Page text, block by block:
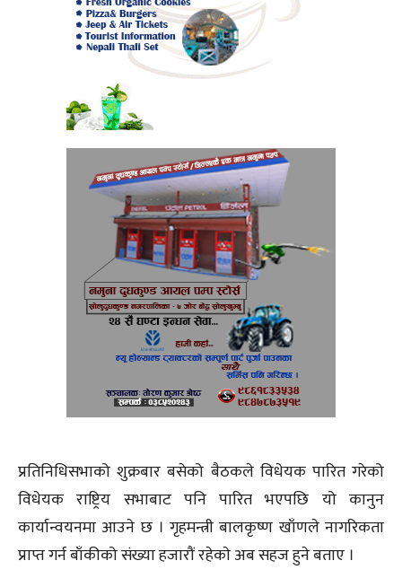
प्रतिनिधिसभाको शुक्रबार बसेको बैठकले विधेयक पारित गरेको
विधेयक राष्ट्रिय सभाबाट पनि पारित भएपछि यो कानुन
कार्यान्वयनमा आउने छ । गृहमन्त्री बालकृष्ण खाँणले नागरिकता
प्राप्त गर्न बाँकीको संख्या हजारौं रहेकाे अब सहज हुने बताए ।